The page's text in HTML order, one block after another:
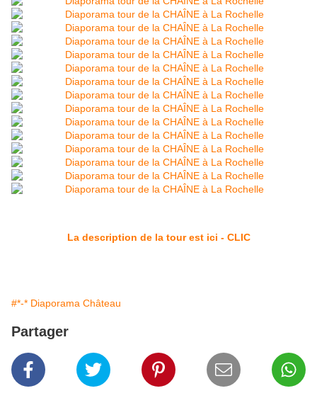
La description de la tour est ici - CLIC
#*-* Diaporama Château
Partager